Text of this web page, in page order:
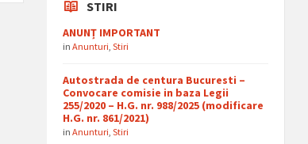
STIRI
ANUNȚ IMPORTANT
inAnunturi ,Stiri
Autostrada de centura Bucuresti –
Convocare comisie in baza Legii
255/2020 – H.G. nr. 988/2025 (modificare
H.G. nr. 861/2021)
inAnunturi ,Stiri